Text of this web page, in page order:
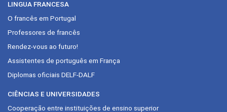
LINGUA FRANCESA
O francês em Portugal
Professores de francês
Rendez-vous ao futuro!
Assistentes de português em França
Diplomas oficiais DELF-DALF
CIÊNCIAS E UNIVERSIDADES
Cooperação entre instituições de ensino superior